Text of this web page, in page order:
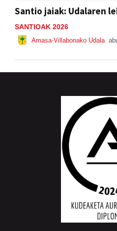
Santio jaiak: Udalaren
SANTIOAK 2026
Amasa-Villabonako Udala